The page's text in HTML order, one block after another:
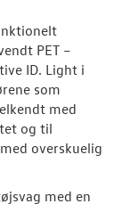
ID.4
ID.5
Privatleasing
PET –
ID. Light i
som
med
og til
overskuelig
med en